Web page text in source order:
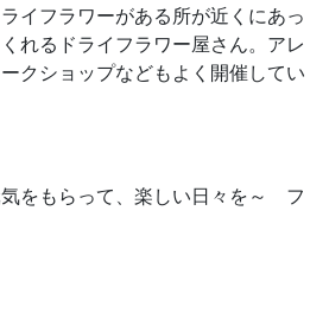
イフラワーがある所が近くにあっ
れるドライフラワー屋さん。アレ
クショップなどもよく開催してい
をもらって、楽しい日々を～ フ